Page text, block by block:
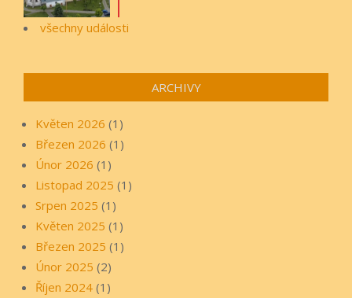
všechny události
ARCHIVY
Květen 2026 (1)
Březen 2026 (1)
Únor 2026 (1)
Listopad 2025 (1)
Srpen 2025 (1)
Květen 2025 (1)
Březen 2025 (1)
Únor 2025 (2)
Říjen 2024 (1)